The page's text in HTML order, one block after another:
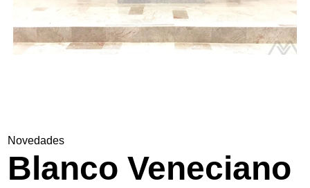
Novedades
Blanco Veneciano